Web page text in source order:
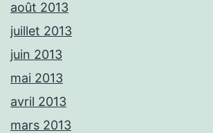
août 2013
juillet 2013
juin 2013
mai 2013
avril 2013
mars 2013